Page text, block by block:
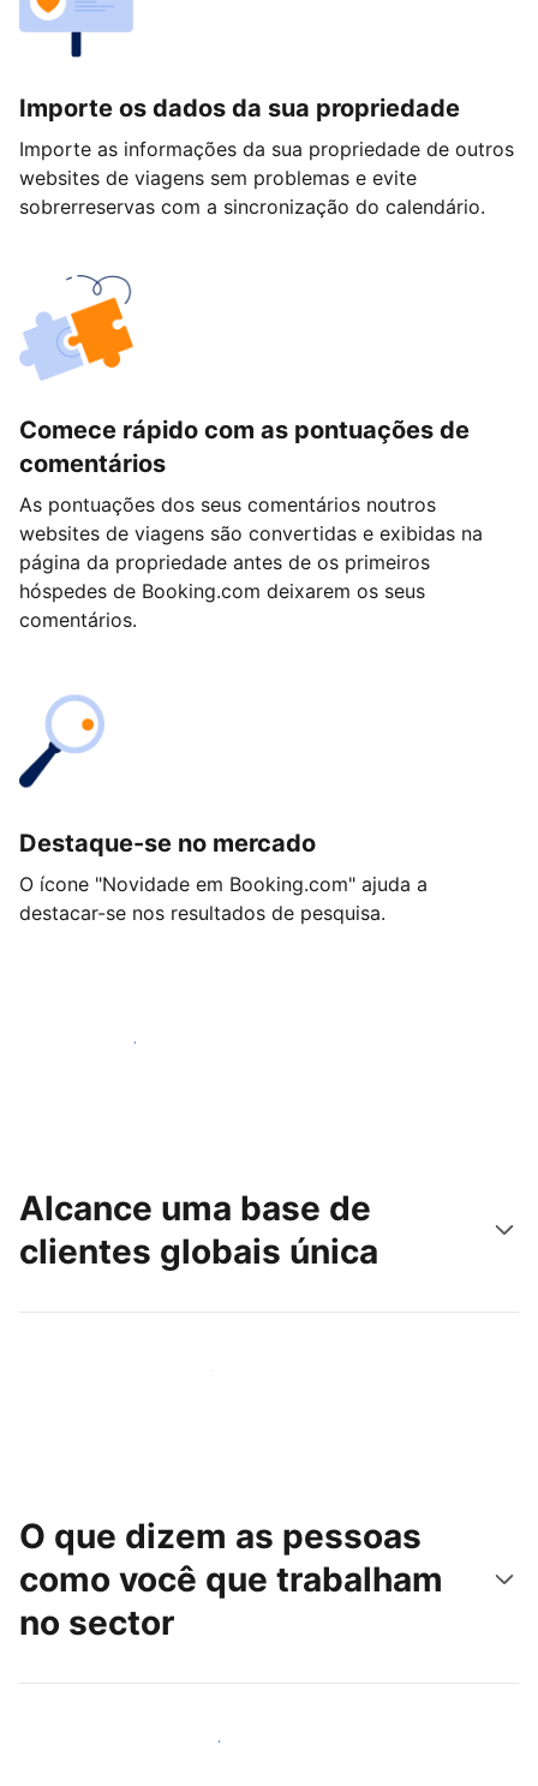
Importe os dados da sua propriedade
Importe as informações da sua propriedade de outros
websites de viagens sem problemas e evite
sobrerreservas com a sincronização do calendário.
Comece rápido com as pontuações de
comentários
As pontuações dos seus comentários noutros
websites de viagens são convertidas e exibidas na
página da propriedade antes de os primeiros
hóspedes de Booking.com deixarem os seus
comentários.
Destaque-se no mercado
O ícone "Novidade em Booking.com" ajuda a
destacar-se nos resultados de pesquisa.
Comece hoje mesmo
Alcance uma base de
clientes globais única
Chegue hoje mesmo a novas pessoas
O que dizem as pessoas
como você que trabalham
no sector
Junte-se a outros anfitriões como você